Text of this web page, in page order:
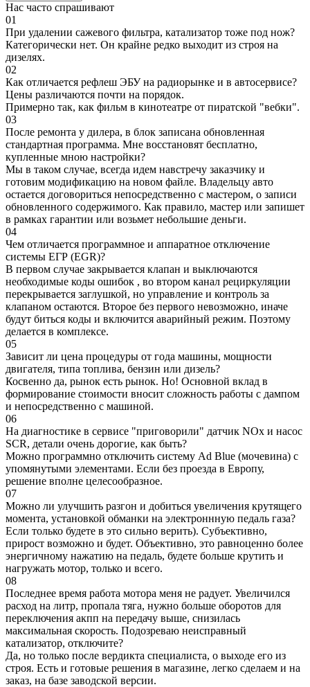
Нас часто спрашивают
01
При удалении сажевого фильтра, катализатор тоже под нож?
Категорически нет. Он крайне редко выходит из строя на
дизелях.
02
Как отличается рефлеш ЭБУ на радиорынке и в автосервисе?
Цены различаются почти на порядок.
Примерно так, как фильм в кинотеатре от пиратской "вебки".
03
После ремонта у дилера, в блок записана обновленная
стандартная программа. Мне восстановят бесплатно,
купленные мною настройки?
Мы в таком случае, всегда идем навстречу заказчику и
готовим модификацию на новом файле. Владельцу авто
остается договориться непосредственно с мастером, о записи
обновленного содержимого. Как правило, мастер или запишет
в рамках гарантии или возьмет небольшие деньги.
04
Чем отличается программное и аппаратное отключение
системы ЕГР (EGR)?
В первом случае закрывается клапан и выключаются
необходимые коды ошибок , во втором канал рециркуляции
перекрывается заглушкой, но управление и контроль за
клапаном остаются. Второе без первого невозможно, иначе
будут биться коды и включится аварийный режим. Поэтому
делается в комплексе.
05
Зависит ли цена процедуры от года машины, мощности
двигателя, типа топлива, бензин или дизель?
Косвенно да, рынок есть рынок. Но! Основной вклад в
формирование стоимости вносит сложность работы с дампом
и непосредственно с машиной.
06
На диагностике в сервисе "приговорили" датчик NOx и насос
SCR, детали очень дорогие, как быть?
Можно программно отключить систему Ad Blue (мочевина) с
упомянутыми элементами. Если без проезда в Европу,
решение вполне целесообразное.
07
Можно ли улучшить разгон и добиться увеличения крутящего
момента, установкой обманки на электроннную педаль газа?
Если только будете в это сильно верить). Субъективно,
прирост возможно и будет. Объективно, это равноценно более
энергичному нажатию на педаль, будете больше крутить и
нагружать мотор, только и всего.
08
Последнее время работа мотора меня не радует. Увеличился
расход на литр, пропала тяга, нужно больше оборотов для
переключения акпп на передачу выше, снизилась
максимальная скорость. Подозреваю неисправный
катализатор, отключите?
Да, но только после вердикта специалиста, о выходе его из
строя. Есть и готовые решения в магазине, легко сделаем и на
заказ, на базе заводской версии.